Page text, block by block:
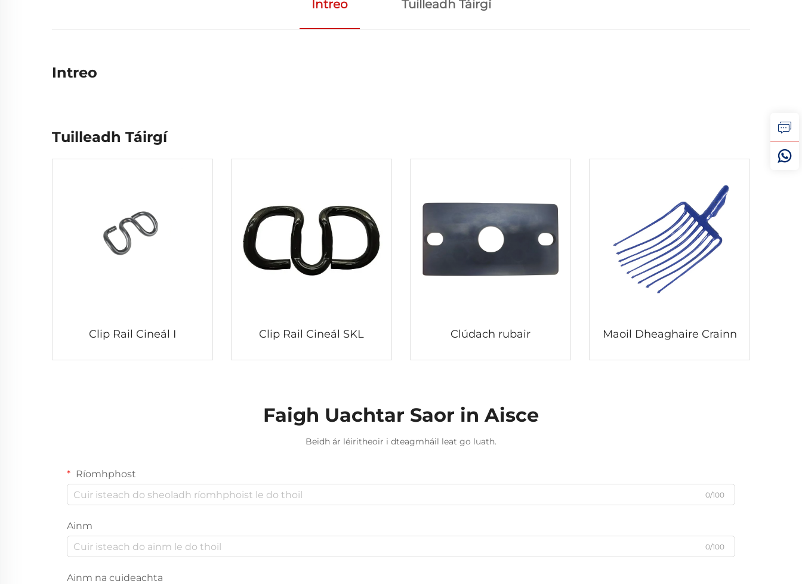
Intreo Tuilleadh Táirgí
Intreo
Tuilleadh Táirgí
Clip Rail Cineál I Clip Rail Cineál SKL Clúdach rubair Maoil Dheaghaire Crainn
Faigh Uachtar Saor in Aisce
Beidh ár léiritheoir i dteagmháil leat go luath.
Ríomhphost
0/100
Ainm
0/100
Ainm na cuideachta